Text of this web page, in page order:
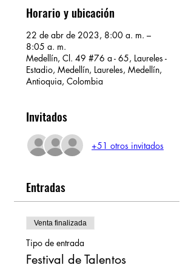
Horario y ubicación
22 de abr de 2023, 8:00 a. m. –
8:05 a. m.
Medellín, Cl. 49 #76 a - 65, Laureles -
Estadio, Medellín, Laureles, Medellín,
Antioquia, Colombia
Invitados
+51 otros invitados
Entradas
Venta finalizada
Tipo de entrada
Festival de Talentos